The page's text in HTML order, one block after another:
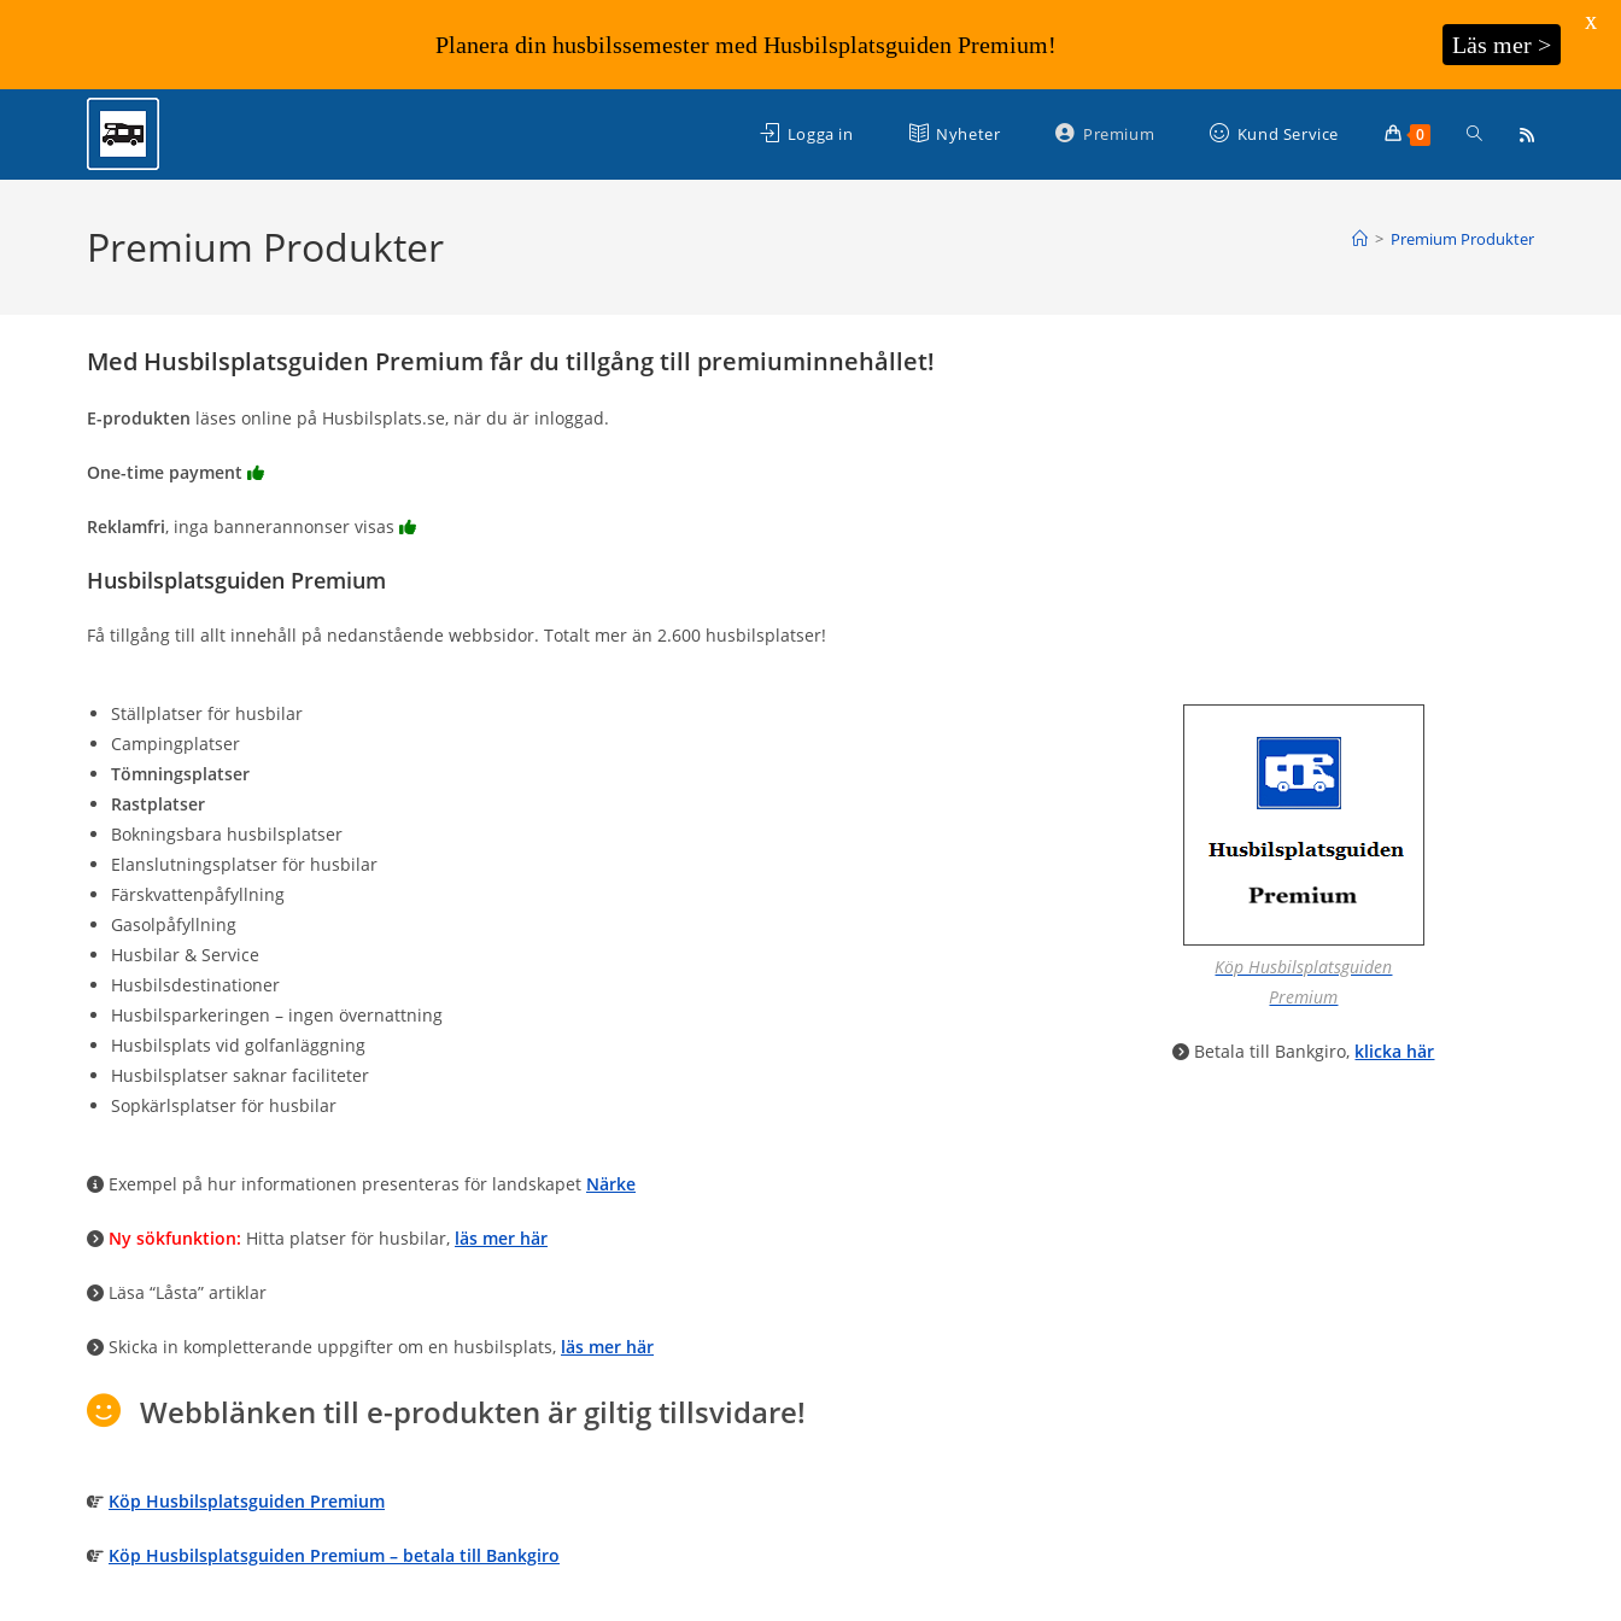
Logga in Nyheter Premium Kund Service 0 Slå
Premium Produkter > Premium Produkter
Med Husbilsplatsguiden Premium får du tillgång till premiuminnehållet!
E-produkten läses online på Husbilsplats.se, när du är inloggad.
One-time payment
Reklamfri, inga bannerannonser visas
Husbilsplatsguiden Premium
Få tillgång till allt innehåll på nedanstående webbsidor. Totalt mer än 2.600 husbilsplatser!
Ställplatser för husbilar
Campingplatser
Tömningsplatser
Rastplatser
Bokningsbara husbilsplatser
Elanslutningsplatser för husbilar
Färskvattenpåfyllning
Gasolpåfyllning
Husbilar & Service
Husbilsdestinationer
Husbilsparkeringen – ingen övernattning
Husbilsplats vid golfanläggning
Husbilsplatser saknar faciliteter
Sopkärlsplatser för husbilar
Exempel på hur informationen presenteras för landskapet Närke
Ny sökfunktion: Hitta platser för husbilar, läs mer här
Läsa “Låsta” artiklar
Skicka in kompletterande uppgifter om en husbilsplats, läs mer här
Webblänken till e-produkten är giltig tillsvidare!
Köp Husbilsplatsguiden
Premium
Betala till Bankgiro, klicka här
Köp Husbilsplatsguiden Premium
Köp Husbilsplatsguiden Premium – betala till Bankgiro
Planera din husbilssemester med Husbilsplatsguiden Premium! Läs mer >
X